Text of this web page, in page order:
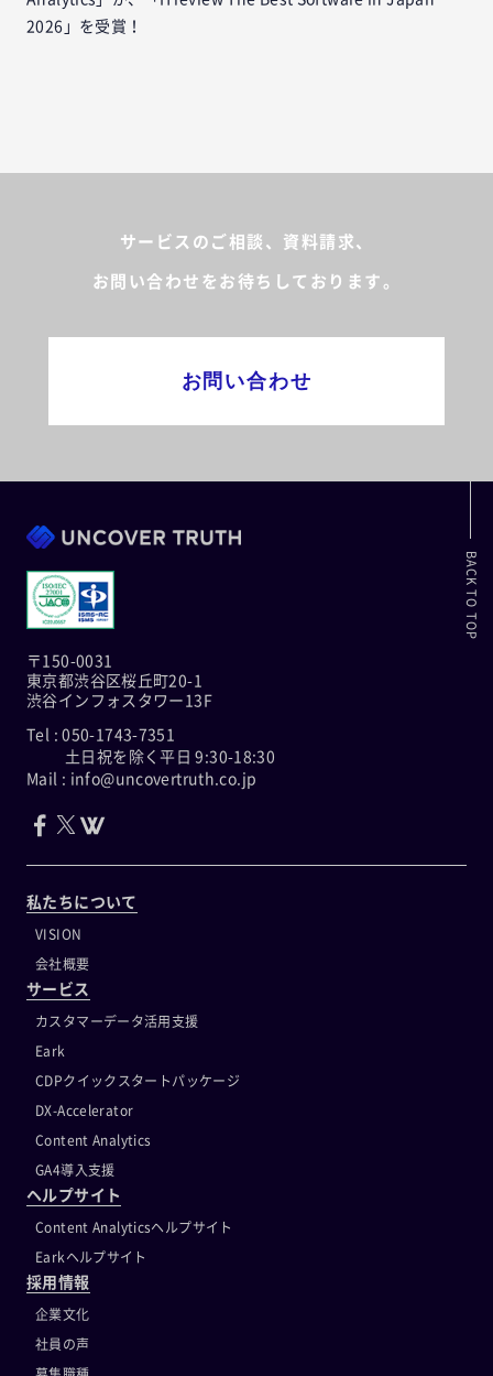
2026」を受賞！
サービスのご相談、資料請求、
お問い合わせをお待ちしております。
お問い合わせ
〒150-0031
東京都渋谷区桜丘町20-1
渋谷インフォスタワー13F
Tel : 050-1743-7351
土日祝を除く平日 9:30-18:30
Mail : info@uncovertruth.co.jp
私たちについて
VISION
会社概要
サービス
カスタマーデータ活用支援
Eark
CDPクイックスタートパッケージ
DX-Accelerator
Content Analytics
GA4導入支援
ヘルプサイト
Content Analyticsヘルプサイト
Earkヘルプサイト
採用情報
企業文化
社員の声
BACK TO TOP